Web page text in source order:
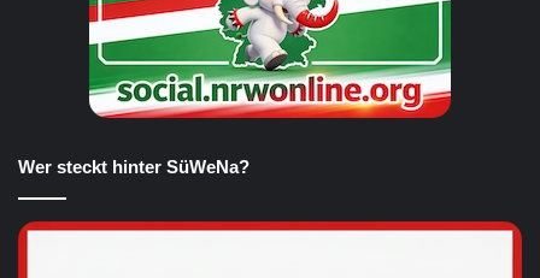
Wer steckt hinter SüWeNa?